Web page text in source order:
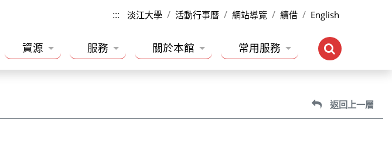
::: 淡江大學 活動行事曆 網站導覽 續借 English
資源 服務 關於本館 常用服務
返回上一層